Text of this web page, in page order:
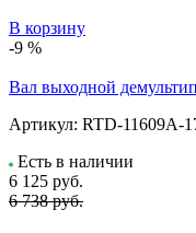
В корзину
-9 %
Вал выходной
Артикул: RTD-11609A-
Есть в наличии
6 125 руб.
6 738 руб.